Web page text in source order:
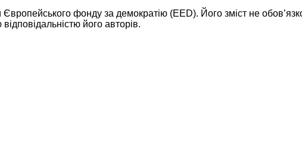
Європейського фонду за демократію (EED). Його зміст не
його авторів.